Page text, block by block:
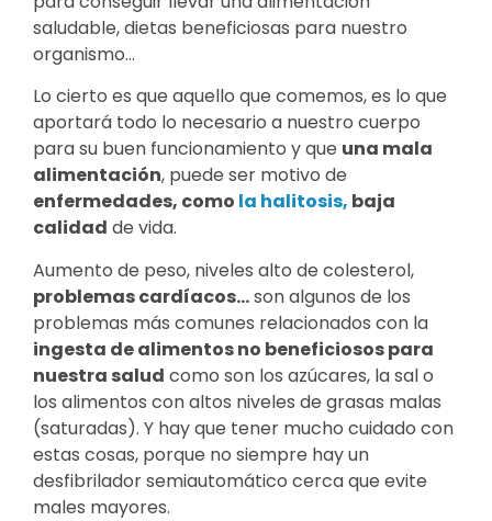
saludable, dietas beneficiosas para nuestro
organismo…
Lo cierto es que aquello que comemos, es lo que
aportará todo lo necesario a nuestro cuerpo
para su buen funcionamiento y que una mala
alimentación, puede ser motivo de
enfermedades, como la halitosis, baja
calidad de vida.
Aumento de peso, niveles alto de colesterol,
problemas cardíacos…son algunos de los
problemas más comunes relacionados con la
ingesta de alimentos no beneficiosos para
nuestra salud como son los azúcares, la sal o
los alimentos con altos niveles de grasas malas
(saturadas). Y hay que tener mucho cuidado con
estas cosas, porque no siempre hay un
desfibrilador semiautomático cerca que evite
males mayores.